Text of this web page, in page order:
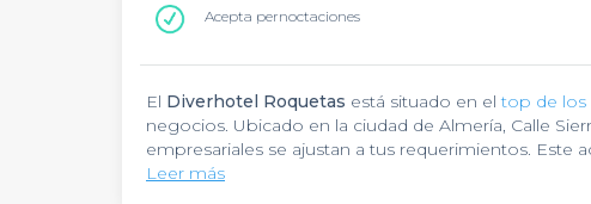
Acepta pernoctaciones
El Diverhotel Roquetas está situado en eltop de los
negocios. Ubicado en la ciudad de Almería, Calle
empresariales se ajustan a tus requerimientos.
busca para realizar
Leer más